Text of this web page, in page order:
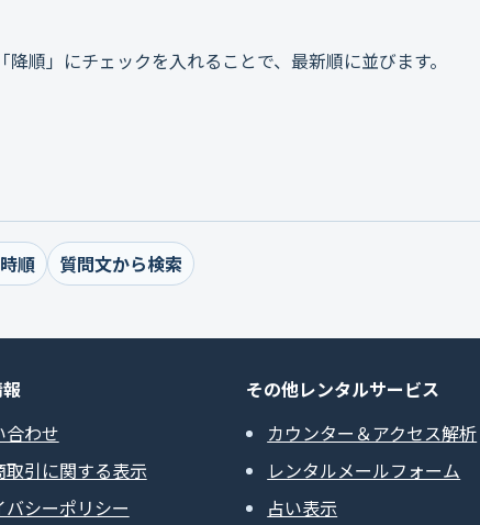
順」にチェックを入れることで、最新順に並びます。
順 質問文から検索
合わせ
取引に関する表示
バシーポリシー
その他レンタルサービス
カウンター＆アクセス解析
レンタルメールフォーム
占い表示